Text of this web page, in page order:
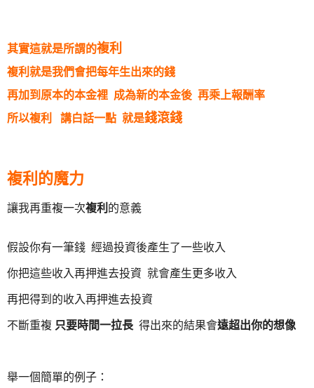
其實這就是所謂的複利
複利就是我們會把每年生出來的錢
再加到原本的本金裡 成為新的本金後 再乘上報酬率
所以複利 講白話一點 就是錢滾錢
複利的魔力
讓我再重複一次複利 的意義
假設你有一筆錢 經過投資後產生了一些收入
你把這些收入再押進去投資 就會產生更多收入
再把得到的收入再押進去投資
不斷重複 只要時間一拉長 得出來的結果會遠超出你的想像
舉一個簡單的例子：